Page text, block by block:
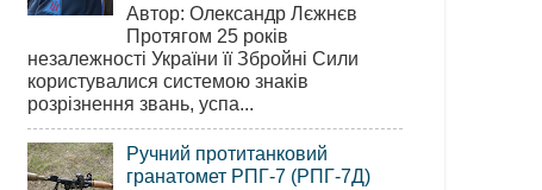
Автор: Олександр Лєжнєв
Протягом 25 років
незалежності України її Збройні Сили
користувалися системою знаків
розрізнення звань, успа...
Ручний протитанковий
гранатомет РПГ-7 (РПГ-7Д)